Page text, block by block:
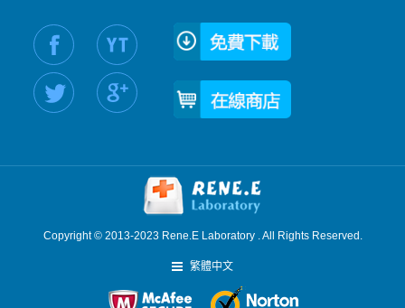
社交媒體信息：
Copyright © 2013-2023 Rene.E Laboratory . All Rights Reserved.
繁體中文